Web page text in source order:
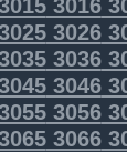
3026
3036
3046
3056
3066